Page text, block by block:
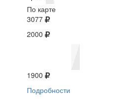
По карте
3077
2000
1900
Подробности